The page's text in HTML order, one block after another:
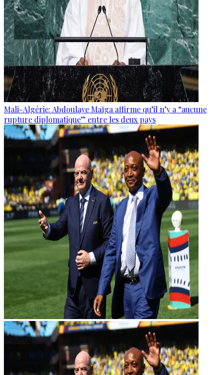
Mali-Algérie: Abdoulaye Maïga affirme qu’il n’y a “aucune
rupture diplomatique” entre les deux pays